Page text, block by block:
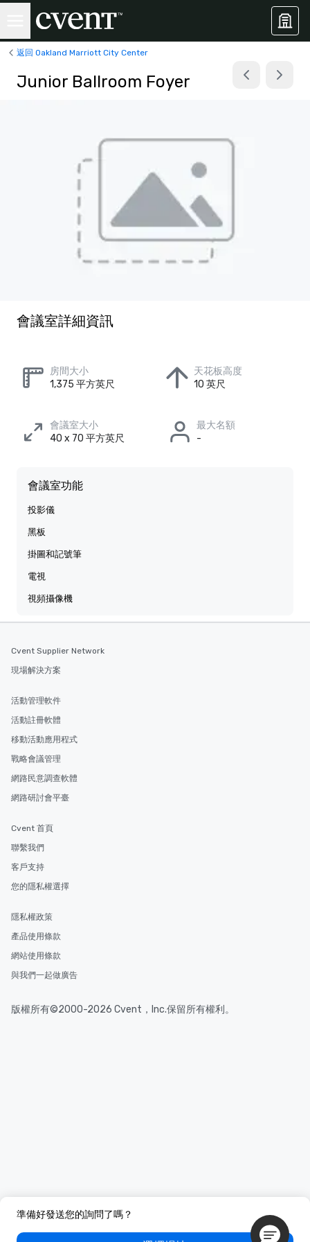
返回 Oakland Marriott City Center
Junior Ballroom Foyer
會議室詳細資訊
房間大小
1,375 平方英尺
天花板高度
10 英尺
會議室大小
40 x 70 平方英尺
最大名額
-
會議室功能
投影儀
黑板
掛圖和記號筆
電視
視頻攝像機
準備好發送您的詢問了嗎？
Cvent Supplier Network
現場解決方案
活動管理軟件
活動註冊軟體
移動活動應用程式
戰略會議管理
網路民意調查軟體
網路研討會平臺
Cvent 首頁
聯繫我們
客戶支持
您的隱私權選擇
隱私權政策
產品使用條款
網站使用條款
與我們一起做廣告
版權所有©2000-2026 Cvent，Inc.保留所有權利。